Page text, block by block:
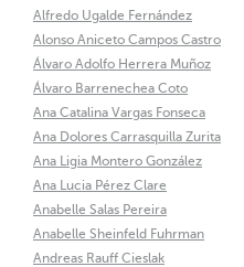
Alfredo Ugalde Fernández
Alonso Aniceto Campos Castro
Álvaro Adolfo Herrera Muñoz
Álvaro Barrenechea Coto
Ana Catalina Vargas Fonseca
Ana Dolores Carrasquilla Zurita
Ana Ligia Montero González
Ana Lucia Pérez Clare
Anabelle Salas Pereira
Anabelle Sheinfeld Fuhrman
Andreas Rauff Cieslak